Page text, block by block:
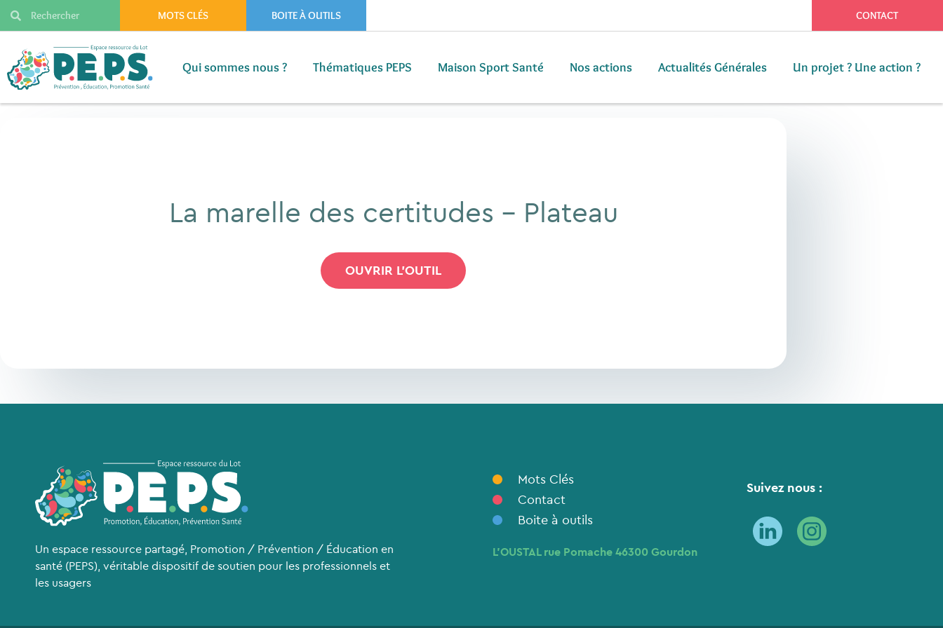
MOTS CLÉS BOITE À OUTILS CONTACT
Qui sommes nous ? Thématiques PEPS Maison Sport Santé Nos actions Actualités Générales Un projet ? Une action ?
La marelle des certitudes – Plateau
OUVRIR L'OUTIL
Un espace ressource partagé, Promotion / Prévention / Éducation en
santé (PEPS), véritable dispositif de soutien pour les professionnels et
les usagers
Mots Clés
Contact
Boite à outils
L’OUSTAL rue Pomache 46300 Gourdon
Suivez nous :